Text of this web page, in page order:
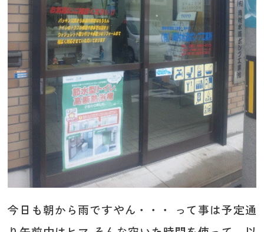
今日も朝から雨ですやん・・・ って事は予定通